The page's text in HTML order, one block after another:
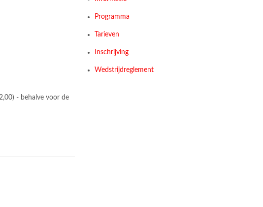
Programma
Tarieven
Inschrijving
Wedstrijdreglement
- behalve voor de